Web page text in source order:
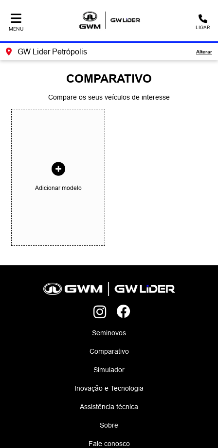
MENU LIGAR
GW Lider Petrópolis Alterar
COMPARATIVO
Compare os seus veículos de interesse
Adicionar modelo
Seminovos
Comparativo
Simulador
Inovação e Tecnologia
Assistência técnica
Sobre
Fale conosco